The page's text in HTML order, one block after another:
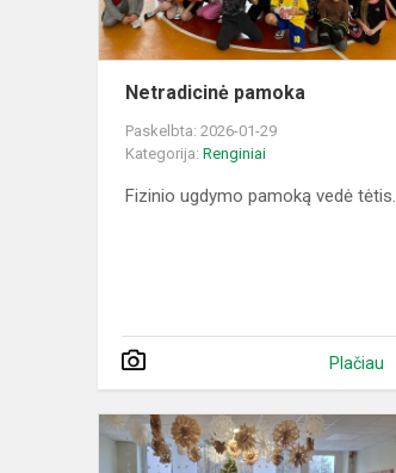
Netradicinė pamoka
Paskelbta: 2026-01-29
Kategorija: Renginiai
Fizinio ugdymo pamoką vedė tėtis.
Plačiau